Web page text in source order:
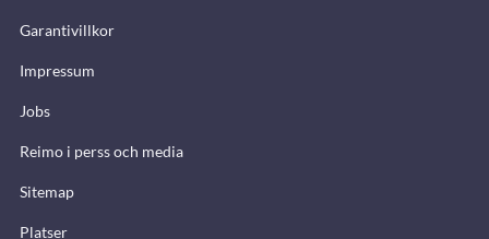
Garantivillkor
Impressum
Jobs
Reimo i perss och media
Sitemap
Platser